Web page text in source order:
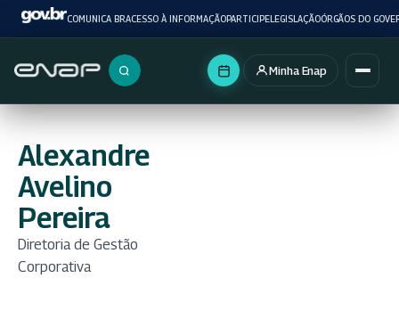
COMUNICA BRACESSO À INFORMAÇÃOPARTICIPELEGISLAÇÃOÓRGÃOS DO
Buscar no portal
Minha Enap
Alexandre
Avelino
Pereira
Diretoria de Gestão
Corporativa